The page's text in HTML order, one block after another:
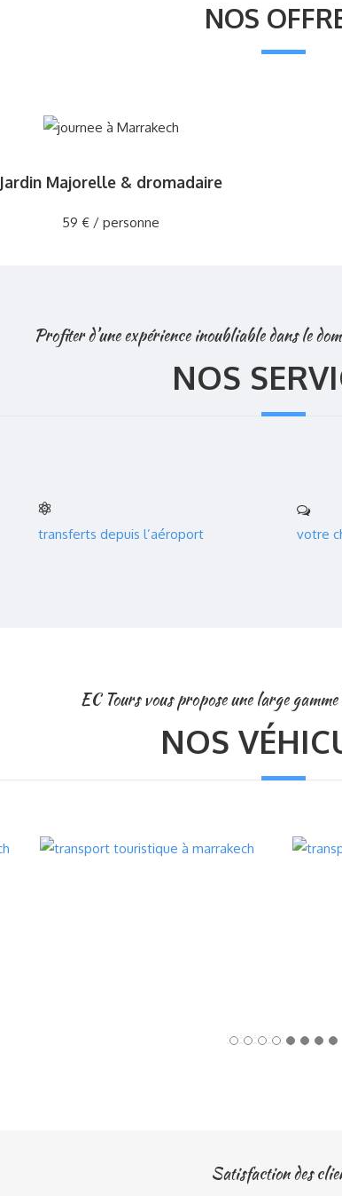
NOS
Jardin Majorelle & dromadaire
59 € / personne
Profiter d’une expérience inoubliable dans le
NOS
transferts depuis l’aéroport votre
EC Tours vous propose une large
NOS
Satisfaction des